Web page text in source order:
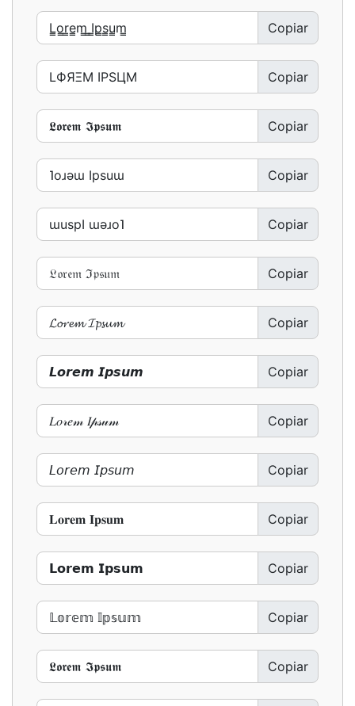
Copiar
Copiar
Copiar
Copiar
Copiar
Copiar
Copiar
Copiar
Copiar
Copiar
Copiar
Copiar
Copiar
Copiar